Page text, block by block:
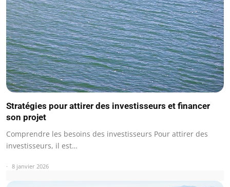
Stratégies pour attirer des investisseurs et financer
son projet
Comprendre les besoins des investisseurs Pour attirer des
investisseurs, il est…
8 janvier 2026